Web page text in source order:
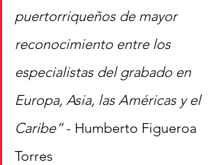
puertorriqueños de mayor
reconocimiento entre los
especialistas del grabado en
Europa, Asia, las Américas y el
Caribe” - Humberto Figueroa
Torres